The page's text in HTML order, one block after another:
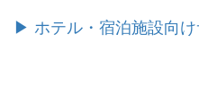
▶ ホテル・宿泊施設向